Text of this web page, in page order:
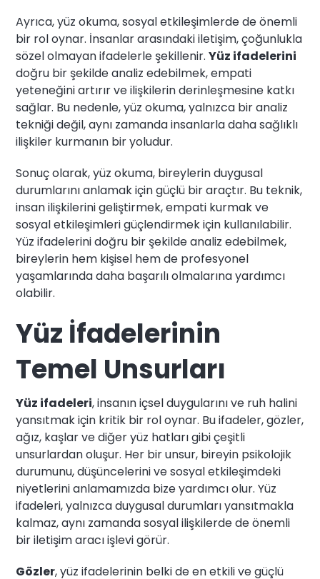
Ayrıca, yüz okuma, sosyal etkileşimlerde de önemli
bir rol oynar. İnsanlar arasındaki iletişim, çoğunlukla
sözel olmayan ifadelerle şekillenir.Yüz ifadelerini
doğru bir şekilde analiz edebilmek, empati
yeteneğini artırır ve ilişkilerin derinleşmesine katkı
sağlar. Bu nedenle, yüz okuma, yalnızca bir analiz
tekniği değil, aynı zamanda insanlarla daha sağlıklı
ilişkiler kurmanın bir yoludur.
Sonuç olarak, yüz okuma, bireylerin duygusal
durumlarını anlamak için güçlü bir araçtır. Bu teknik,
insan ilişkilerini geliştirmek, empati kurmak ve
sosyal etkileşimleri güçlendirmek için kullanılabilir.
Yüz ifadelerini doğru bir şekilde analiz edebilmek,
bireylerin hem kişisel hem de profesyonel
yaşamlarında daha başarılı olmalarına yardımcı
olabilir.
Yüz İfadelerinin
Temel Unsurları
Yüz ifadeleri, insanın içsel duygularını ve ruh halini
yansıtmak için kritik bir rol oynar. Bu ifadeler, gözler,
ağız, kaşlar ve diğer yüz hatları gibi çeşitli
unsurlardan oluşur. Her bir unsur, bireyin psikolojik
durumunu, düşüncelerini ve sosyal etkileşimdeki
niyetlerini anlamamızda bize yardımcı olur. Yüz
ifadeleri, yalnızca duygusal durumları yansıtmakla
kalmaz, aynı zamanda sosyal ilişkilerde de önemli
bir iletişim aracı işlevi görür.
Gözler, yüz ifadelerinin belki de en etkili ve güçlü